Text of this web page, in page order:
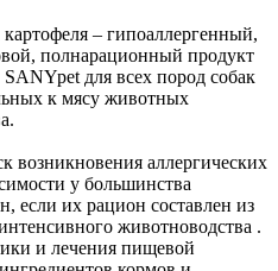
– гипоаллергенный,
полнарационный продукт
для всех пород собак
к мясу животных
возникновения аллергических
у большинства
если их рацион составлен из
животноводства .
и лечения пищевой